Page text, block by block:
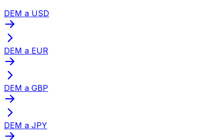
DEM a USD
DEM a EUR
DEM a GBP
DEM a JPY